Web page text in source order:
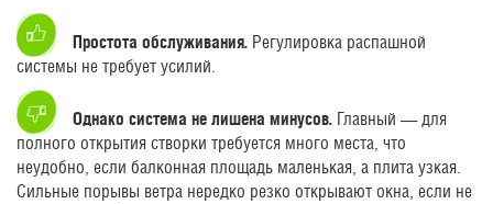
Простота обслуживания. Регулировка распашной
системы не требует усилий.
Однако система не лишена минусов. Главный — для
полного открытия створки требуется много места, что
неудобно, если балконная площадь маленькая, а плита узкая.
Сильные порывы ветра нередко резко открывают окна, если не